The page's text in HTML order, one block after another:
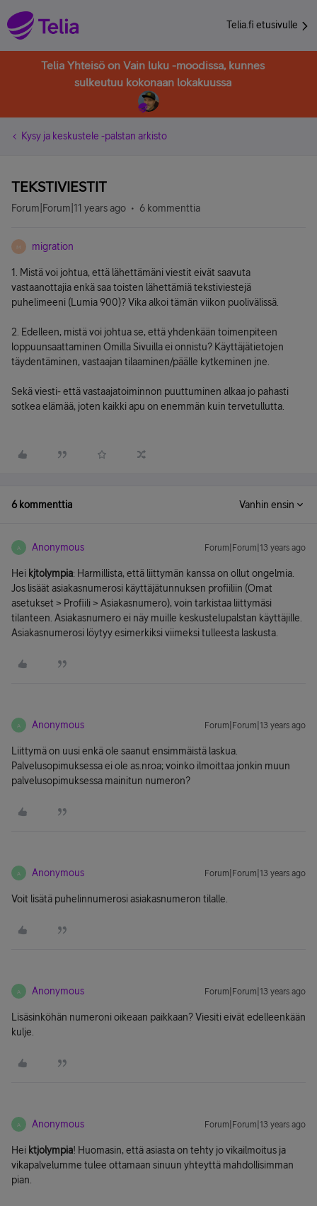
Telia.fi etusivulle
Telia Yhteisö on Vain luku -moodissa, kunnes
sulkeutuu kokonaan lokakuussa
Kysy ja keskustele -palstan arkisto
TEKSTIVIESTIT
Forum|Forum|11 years ago 6 kommenttia
M migration
1. Mistä voi johtua, että lähettämäni viestit eivät saavuta
vastaanottajia enkä saa toisten lähettämiä tekstiviestejä
puhelimeeni (Lumia 900)? Vika alkoi tämän viikon puolivälissä.
2. Edelleen, mistä voi johtua se, että yhdenkään toimenpiteen
loppuunsaattaminen Omilla Sivuilla ei onnistu? Käyttäjätietojen
täydentäminen, vastaajan tilaaminen/päälle kytkeminen jne.
Sekä viesti- että vastaajatoiminnon puuttuminen alkaa jo pahasti
sotkea elämää, joten kaikki apu on enemmän kuin tervetullutta.
6 kommenttia Vanhin ensin
A Anonymous Forum|Forum|13 years ago
Hei kjtolympia: Harmillista, että liittymän kanssa on ollut ongelmia.
Jos lisäät asiakasnumerosi käyttäjätunnuksen profiiliin (Omat
asetukset > Profiili > Asiakasnumero), voin tarkistaa liittymäsi
tilanteen. Asiakasnumero ei näy muille keskustelupalstan käyttäjille.
Asiakasnumerosi löytyy esimerkiksi viimeksi tulleesta laskusta.
A Anonymous Forum|Forum|13 years ago
Liittymä on uusi enkä ole saanut ensimmäistä laskua.
Palvelusopimuksessa ei ole as.nroa; voinko ilmoittaa jonkin muun
palvelusopimuksessa mainitun numeron?
A Anonymous Forum|Forum|13 years ago
Voit lisätä puhelinnumerosi asiakasnumeron tilalle.
A Anonymous Forum|Forum|13 years ago
Lisäsinköhän numeroni oikeaan paikkaan? Viesiti eivät edelleenkään
kulje.
A Anonymous Forum|Forum|13 years ago
Hei ktjolympia! Huomasin, että asiasta on tehty jo vikailmoitus ja
vikapalvelumme tulee ottamaan sinuun yhteyttä mahdollisimman
pian.